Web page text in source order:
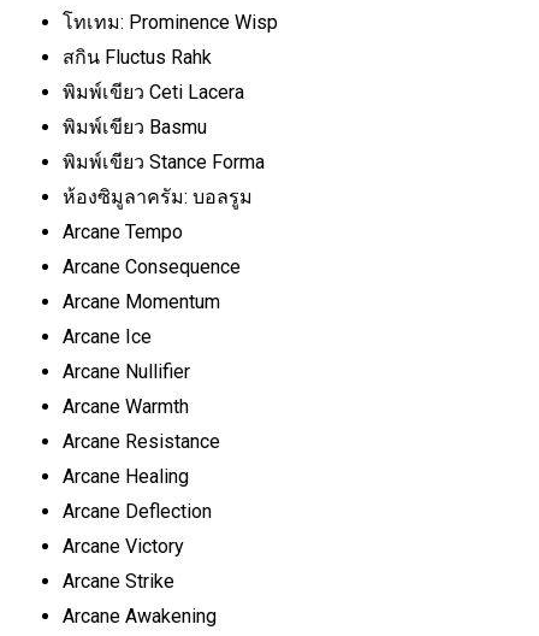
โทเทม: Prominence Wisp
สกิน Fluctus Rahk
พิมพ์เขียว Ceti Lacera
พิมพ์เขียว Basmu
พิมพ์เขียว Stance Forma
ห้องซิมูลาครัม: บอลรูม
Arcane Tempo
Arcane Consequence
Arcane Momentum
Arcane Ice
Arcane Nullifier
Arcane Warmth
Arcane Resistance
Arcane Healing
Arcane Deflection
Arcane Victory
Arcane Strike
Arcane Awakening